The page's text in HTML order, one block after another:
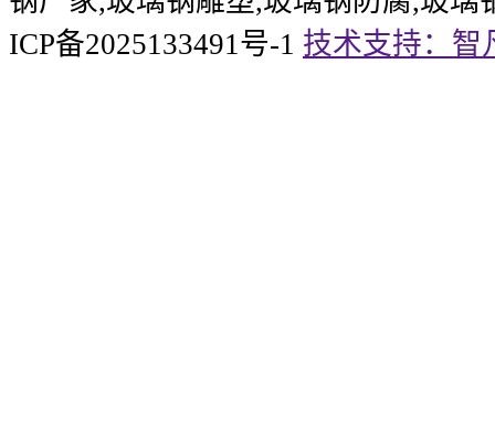
ICP备2025133491号-1 技术支持：智